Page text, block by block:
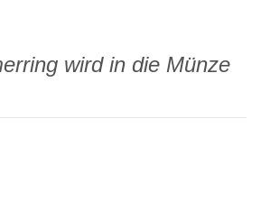
wird in die Münze